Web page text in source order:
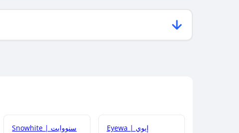
Snowhite | سنووايت Eyewa | إيوي